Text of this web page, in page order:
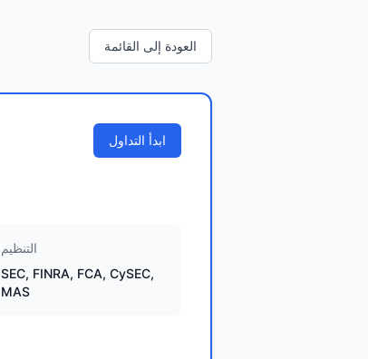
العودة إلى القائمة
ابدأ التداول
التنظيم
SEC, FINRA, FCA, CySEC,
MAS